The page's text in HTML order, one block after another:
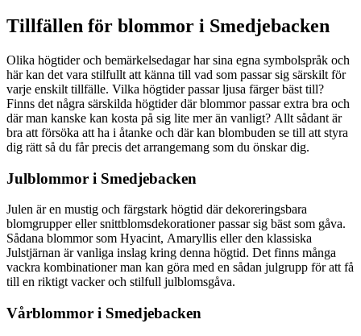
Tillfällen för blommor i Smedjebacken
Olika högtider och bemärkelsedagar har sina egna symbolspråk och
här kan det vara stilfullt att känna till vad som passar sig särskilt för
varje enskilt tillfälle. Vilka högtider passar ljusa färger bäst till?
Finns det några särskilda högtider där blommor passar extra bra och
där man kanske kan kosta på sig lite mer än vanligt? Allt sådant är
bra att försöka att ha i åtanke och där kan blombuden se till att styra
dig rätt så du får precis det arrangemang som du önskar dig.
Julblommor i Smedjebacken
Julen är en mustig och färgstark högtid där dekoreringsbara
blomgrupper eller snittblomsdekorationer passar sig bäst som gåva.
Sådana blommor som Hyacint, Amaryllis eller den klassiska
Julstjärnan är vanliga inslag kring denna högtid. Det finns många
vackra kombinationer man kan göra med en sådan julgrupp för att få
till en riktigt vacker och stilfull julblomsgåva.
Vårblommor i Smedjebacken